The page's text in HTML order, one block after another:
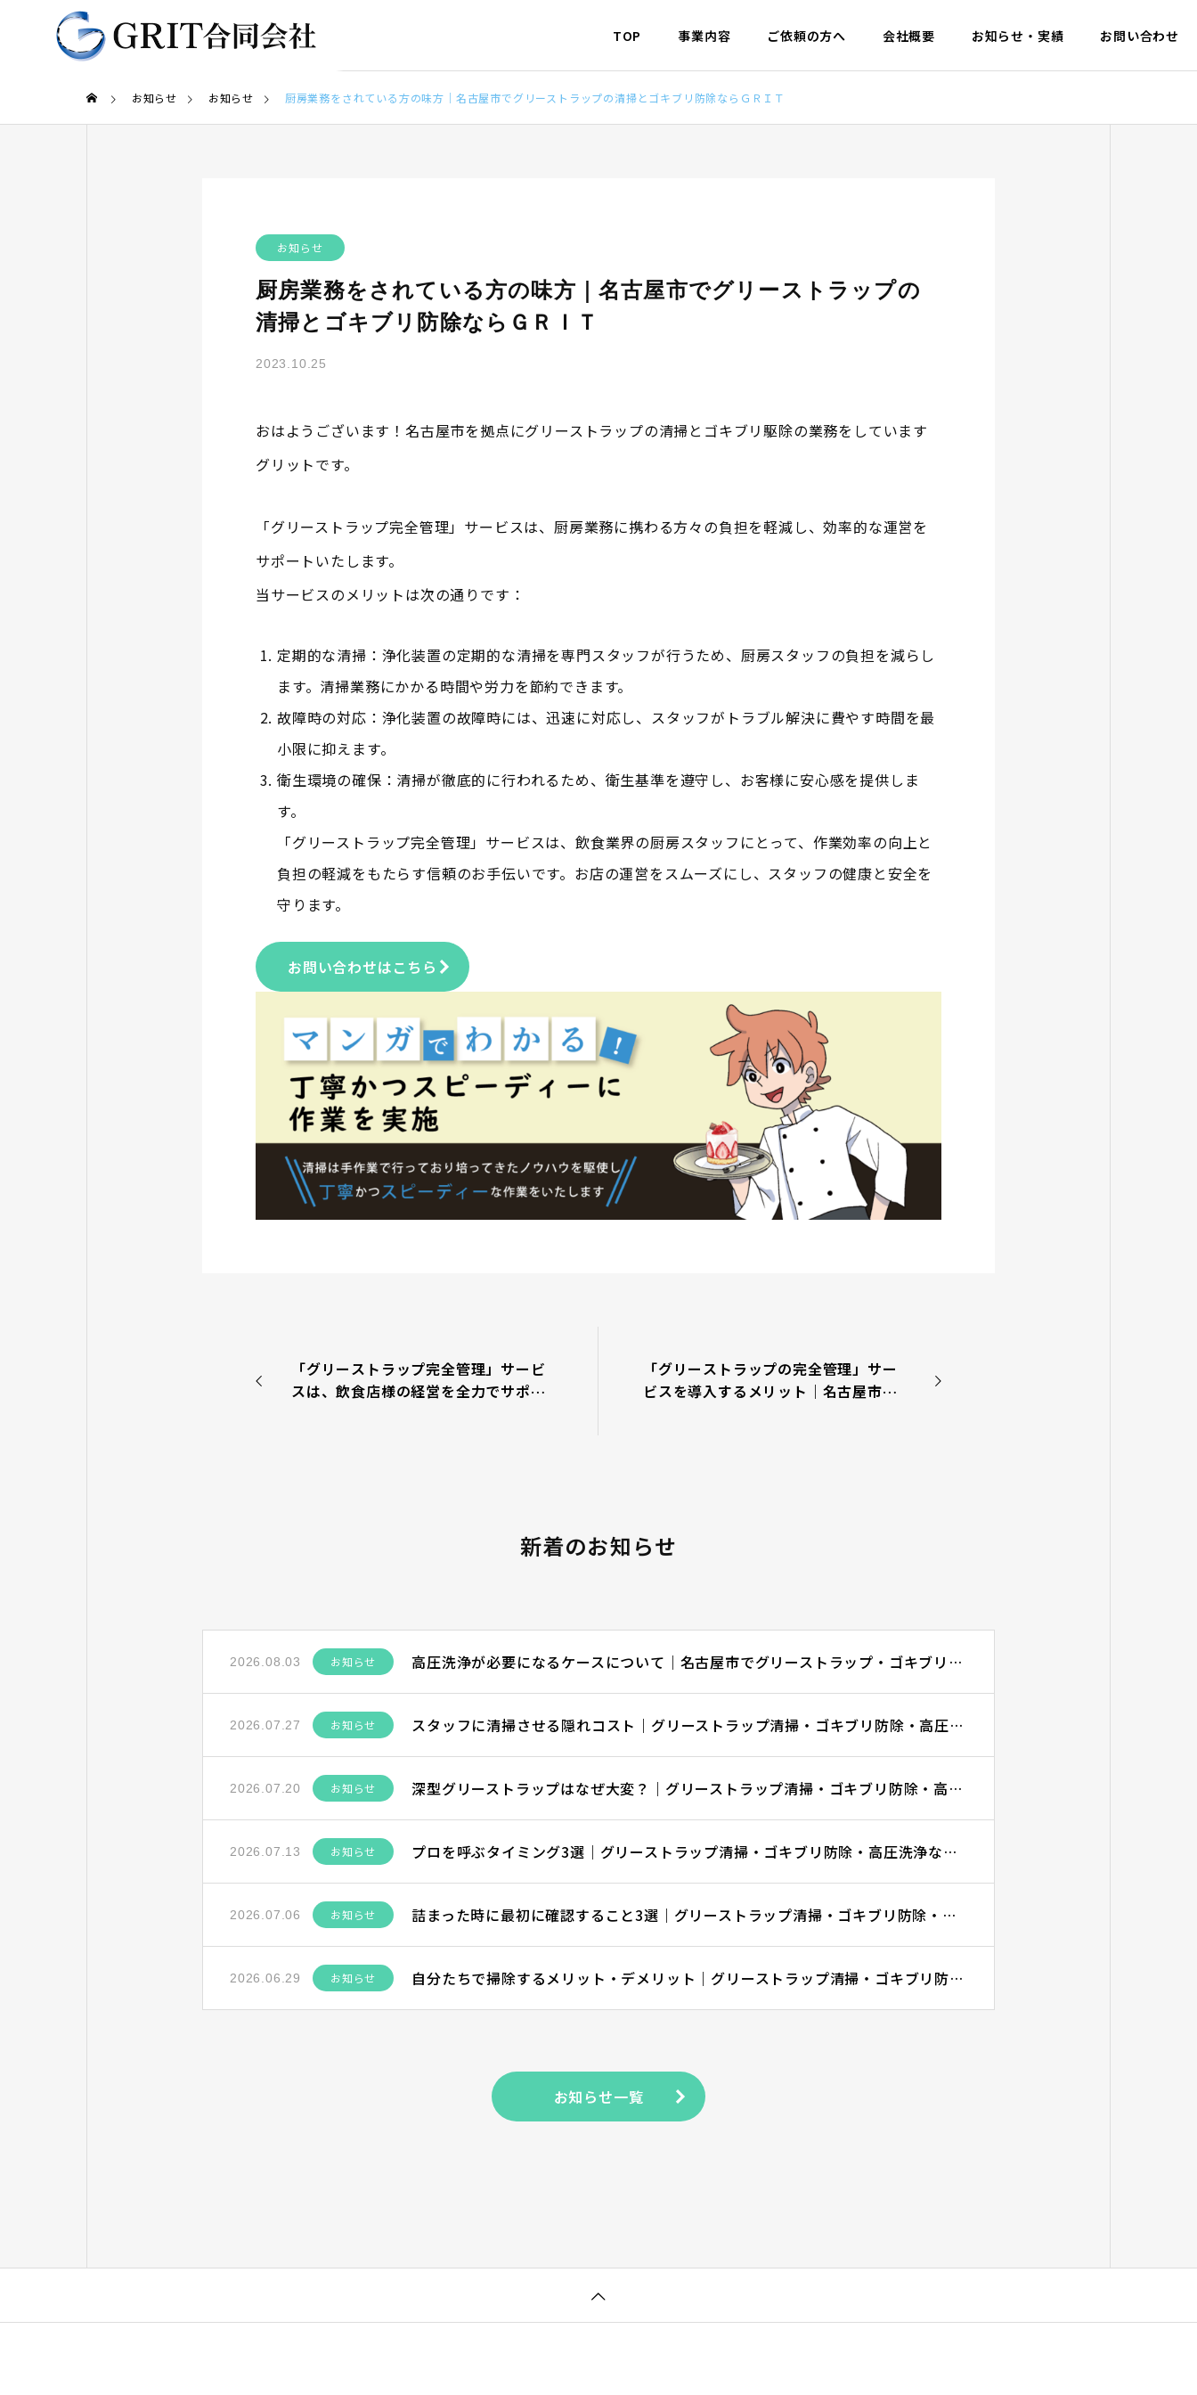
TOP 事業内容 ご依頼の方へ 会社概要 お知らせ・実績 お問い合わせ
お知らせ お知らせ 厨房業務をされている方の味方｜名古屋市でグリーストラップの清掃とゴキブリ防除ならＧＲＩＴ
お知らせ
厨房業務をされている方の味方｜名古屋市でグリーストラップの
清掃とゴキブリ防除ならＧＲＩＴ
2023.10.25
おはようございます！名古屋市を拠点にグリーストラップの清掃とゴキブリ駆除の業務をしています
グリットです。
「グリーストラップ完全管理」サービスは、厨房業務に携わる方々の負担を軽減し、効率的な運営を
サポートいたします。
当サービスのメリットは次の通りです：
定期的な清掃：浄化装置の定期的な清掃を専門スタッフが行うため、厨房スタッフの負担を減らし
ます。清掃業務にかかる時間や労力を節約できます。
故障時の対応：浄化装置の故障時には、迅速に対応し、スタッフがトラブル解決に費やす時間を最
小限に抑えます。
衛生環境の確保：清掃が徹底的に行われるため、衛生基準を遵守し、お客様に安心感を提供しま
す。
「グリーストラップ完全管理」サービスは、飲食業界の厨房スタッフにとって、作業効率の向上と
負担の軽減をもたらす信頼のお手伝いです。お店の運営をスムーズにし、スタッフの健康と安全を
守ります。
お問い合わせはこちら
「グリーストラップ完全管理」サービ
スは、飲食店様の経営を全力でサポー
「グリーストラップの完全管理」サー
ビスを導入するメリット｜名古屋市で
新着のお知らせ
2026.08.03 お知らせ 高圧洗浄が必要になるケースについて｜名古屋市でグリーストラップ・ゴキブリ防除・高圧洗浄ならGRITに
2026.07.27 お知らせ スタッフに清掃させる隠れコスト｜グリーストラップ清掃・ゴキブリ防除・高圧洗浄ならGRITに
2026.07.20 お知らせ 深型グリーストラップはなぜ大変？｜グリーストラップ清掃・ゴキブリ防除・高圧洗浄ならGRITに
2026.07.13 お知らせ プロを呼ぶタイミング3選｜グリーストラップ清掃・ゴキブリ防除・高圧洗浄ならGRITに
2026.07.06 お知らせ 詰まった時に最初に確認すること3選｜グリーストラップ清掃・ゴキブリ防除・高圧洗浄ならGRITに
2026.06.29 お知らせ 自分たちで掃除するメリット・デメリット｜グリーストラップ清掃・ゴキブリ防除・排水管高圧洗浄ならGRIT合同会社にお任せください！
お知らせ一覧